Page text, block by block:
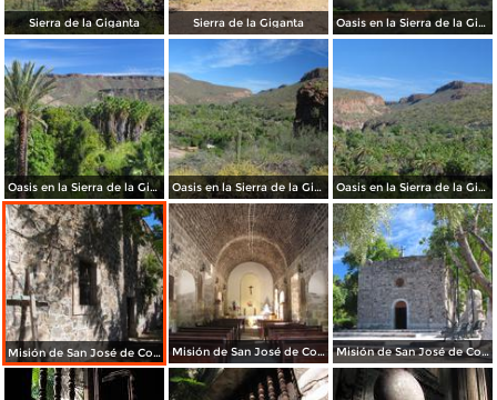
Sierra de la Giganta Sierra de la Giganta Oasis en la Sierra de la Giganta
Oasis en la Sierra de la Giganta Oasis en la Sierra de la Giganta Oasis en la Sierra de la Giganta
Misión de San José de Comondú Misión de San José de Comondú Misión de San José de Comondú